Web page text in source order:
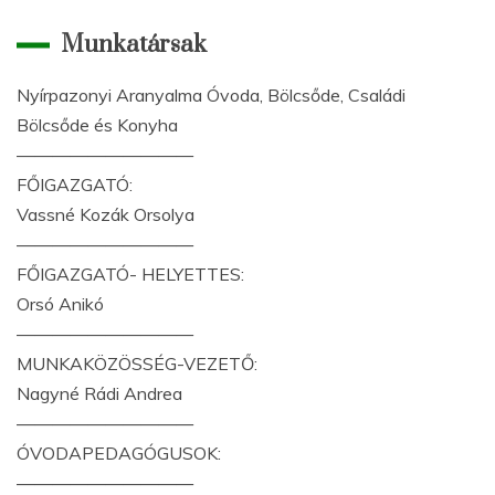
Munkatársak
Nyírpazonyi Aranyalma Óvoda, Bölcsőde, Családi
Bölcsőde és Konyha
——————————
FŐIGAZGATÓ:
Vassné Kozák Orsolya
——————————
FŐIGAZGATÓ- HELYETTES:
Orsó Anikó
——————————
MUNKAKÖZÖSSÉG-VEZETŐ:
Nagyné Rádi Andrea
——————————
ÓVODAPEDAGÓGUSOK:
——————————